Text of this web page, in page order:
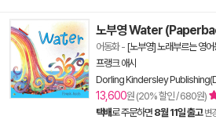
노부영 Water
어동화- [노부영] 노래부르는 영
프랭크 애시
Dorling Kindersley
13,600원 (20% 할인 / 680원)
택배로 주문하면 8월 11일 출고 변